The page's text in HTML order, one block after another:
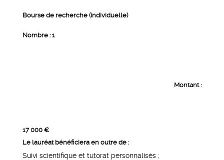
Bourse de recherche (individuelle)
Nombre : 1
Montant :
17 000 €
Le lauréat bénéficiera en outre de :
Suivi scientifique et tutorat personnalisés ;